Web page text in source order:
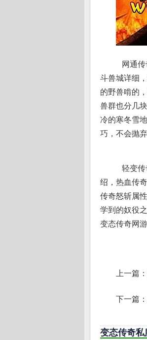
网通传
斗兽城详细
的野兽啃的
兽群也分几
冷的寒冬雪
巧，不会抛
轻变传
绍，热血传
传奇怒斩属
学到的奴役
变态传奇网
上一篇：
下一篇：
变态传奇